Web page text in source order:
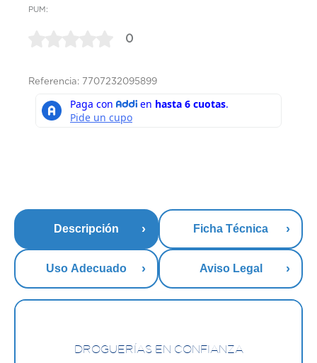
PUM:
0
Referencia: 7707232095899
Descripción Ficha Técnica
Uso Adecuado Aviso Legal
DROGUERÍAS EN CONFIANZA